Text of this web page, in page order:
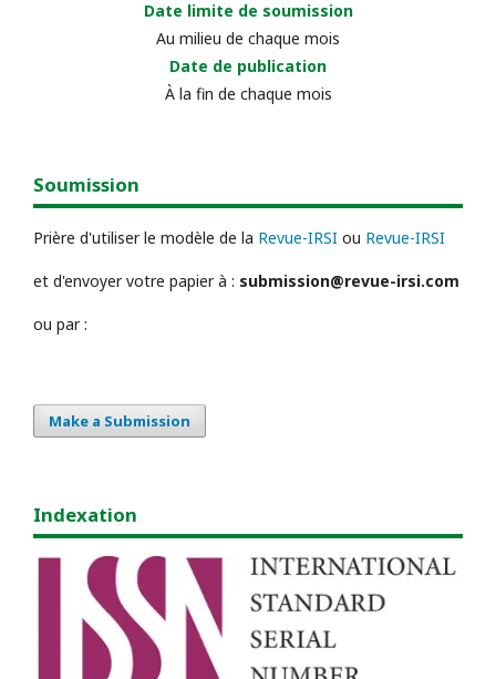
Date limite de soumission
Au milieu de chaque mois
Date de publication
À la fin de chaque mois
Soumission
Prière d'utiliser le modèle de la Revue-IRSI ou Revue-IRSI
et d'envoyer votre papier à : submission@revue-irsi.com
ou par :
Make a Submission
Indexation